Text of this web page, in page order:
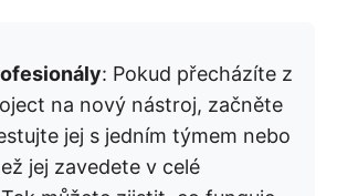
: Pokud přecházíte z
na nový nástroj, začněte
jej s jedním týmem nebo
jej zavedete v celé